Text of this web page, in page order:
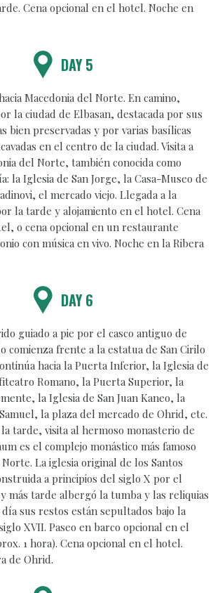
Cena opcional en el hotel. Noche en
DAY 5
Macedonia del Norte. En camino,
la ciudad de Elbasan, destacada por sus
bien preservadas y por varias basílicas
en el centro de la ciudad. Visita a
del Norte, también conocida como
la Iglesia de San Jorge, la Casa-Museo de
el mercado viejo. Llegada a la
la tarde y alojamiento en el hotel. Cena
o cena opcional en un restaurante
con música en vivo. Noche en la Ribera
DAY 6
guiado a pie por el casco antiguo de
comienza frente a la estatua de San Cirilo
hacia la Puerta Inferior, la Iglesia de
Romano, la Puerta Superior, la
la Iglesia de San Juan Kaneo, la
la plaza del mercado de Ohrid, etc.
tarde, visita al hermoso monasterio de
es el complejo monástico más famoso
La iglesia original de los Santos
a principios del siglo X por el
más tarde albergó la tumba y las reliquias
sus restos están sepultados bajo la
XVII. Paseo en barco opcional en el
1 hora). Cena opcional en el hotel.
de Ohrid.